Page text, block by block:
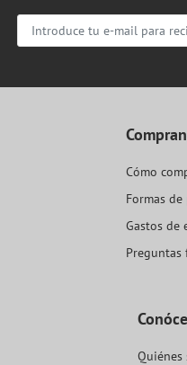
Cómo
Formas de
Gastos de
Preguntas
Quiénes